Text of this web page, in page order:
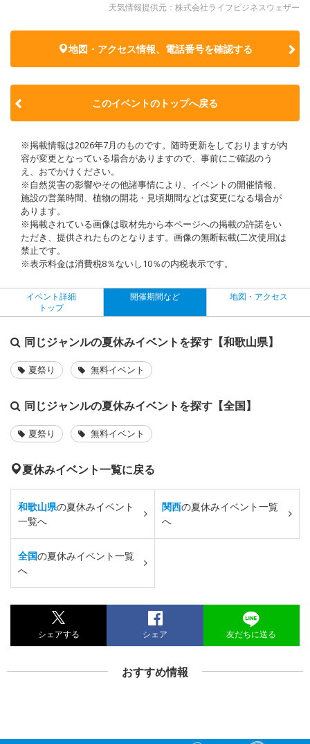
天気情報提供元：株式会社ライフビジネスウェザー
地図・アクセス情報、電話番号を確認する
このイベントのトップへ戻る
※掲載情報は2026年7月のものです。随時更新をしておりますが内
容が変更となっている場合がありますので、事前にご確認のう
え、おでかけください。
※自然災害の影響やその他諸事情により、イベントの開催情報、
施設の営業時間、植物の開花・見頃期間などは変更になる場合が
あります。
※掲載されている画像は取材先から本ページへの掲載の許諾をい
ただき、提供されたものとなります。画像の無断転載(二次使用)は
禁止です。
※表示料金は消費税8％ないし10％の内税表示です。
イベント詳細
トップ
開催期間など 地図・アクセス
同じジャンルの夏休みイベントを探す【和歌山県】
夏祭り 無料イベント
同じジャンルの夏休みイベントを探す【全国】
夏祭り 無料イベント
夏休みイベント一覧に戻る
和歌山県の夏休みイベント
一覧へ
関西の夏休みイベント一覧
へ
全国の夏休みイベント一覧
へ
シェアする シェア 友だちに送る
おすすめ情報